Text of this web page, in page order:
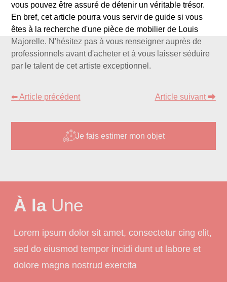
vous pouvez être assuré de détenir un véritable trésor.
En bref, cet article pourra vous servir de guide si vous
êtes à la recherche d'une pièce de mobilier de Louis
Majorelle. N'hésitez pas à vous renseigner auprès de
professionnels avant d'acheter et à vous laisser séduire
par le talent de cet artiste exceptionnel.
⬅ Article précédent Article suivant ⮕
Je fais estimer mon objet
À laUne
Lorem ipsum dolor sit amet, consectetur cing elit,
sed do eiusmod tempor incidi dunt ut labore et
dolore magna nostrud exercita